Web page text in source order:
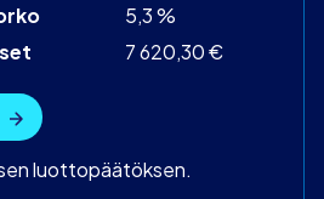
5,3 %
7 620,30 €
luottopäätöksen.